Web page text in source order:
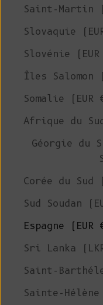
Saint-Martin
Slovaquie
Slovénie
Îles Salomon
Somalie (EUR
Afrique du
Géorgie du
Corée du Sud
Sud Soudan
Espagne (EUR
Sri Lanka
Saint-
Sainte-Hélène